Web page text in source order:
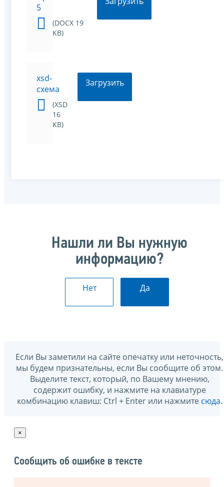
5
(DOCX 19
KB)
xsd-
схема
(XSD
16
KB)
Загрузить
Нашли ли Вы нужную
информацию?
Нет Да
Если Вы заметили на сайте опечатку или неточность,
мы будем признательны, если Вы сообщите об этом.
Выделите текст, который, по Вашему мнению,
содержит ошибку, и нажмите на клавиатуре
комбинацию клавиш: Ctrl + Enter или нажмите сюда.
×
Сообщить об ошибке в тексте